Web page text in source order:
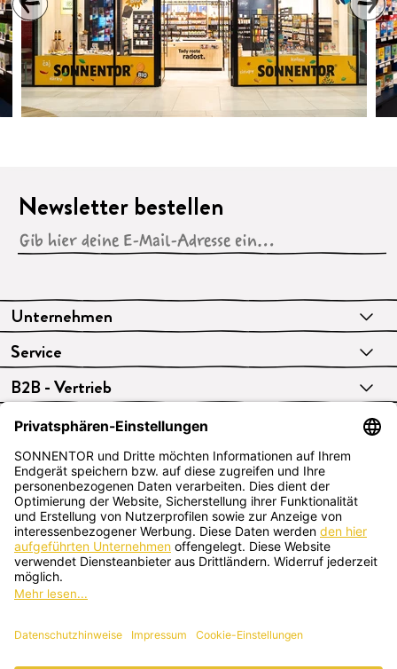
Unternehmen
Service
B2B - Vertrieb
Newsletter bestellen
Deutsch
SONNENTOR Kräuterhandels GMBH
Sprögnitz 10, 3913 Sprögnitz, Österreich